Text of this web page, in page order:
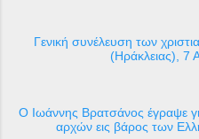
Γενική συνέλευση των
(Ηράκλειας), 7
Ο Ιωάννης Βρατσάνος έγραψε
αρχών εις βάρος των